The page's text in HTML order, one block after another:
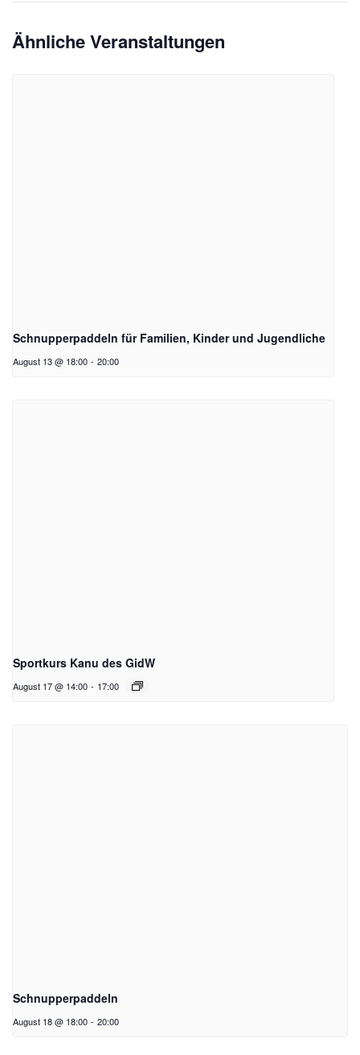
Ähnliche Veranstaltungen
Schnupperpaddeln für Familien, Kinder und Jugendliche
August 13 @ 18:00 - 20:00
Sportkurs Kanu des GidW
August 17 @ 14:00 - 17:00
Schnupperpaddeln
August 18 @ 18:00 - 20:00